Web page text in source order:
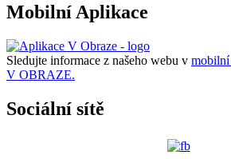
Mobilní Aplikace
Sledujte informace z našeho webu v
V OBRAZE.
Sociální sítě